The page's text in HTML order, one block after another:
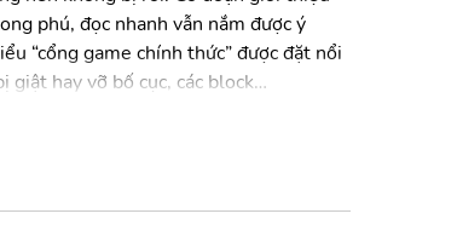
phú, đọc nhanh vẫn nắm được ý
“cổng game chính thức” được đặt nổi
giật hay vỡ bố cục, các block…